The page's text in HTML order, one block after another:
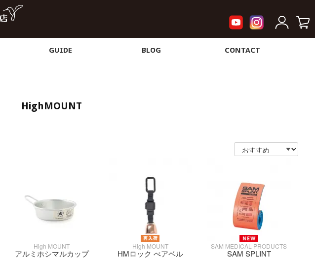
GUIDE BLOG CONTACT
HighMOUNT
High MOUNT
アルミホシマルカップ
High MOUNT
HMロック べアベル
SAM MEDICAL PRODUCTS
SAM SPLINT